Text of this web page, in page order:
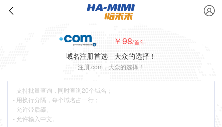
￥98/首年
域名注册首选，大众的选择！
注册.com，大众的选择！